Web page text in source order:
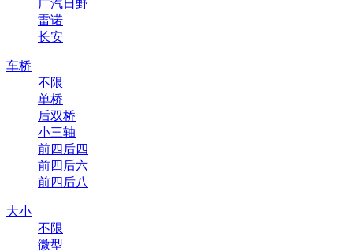
广汽日野
雷诺
长安
车桥
不限
单桥
后双桥
小三轴
前四后四
前四后六
前四后八
大小
不限
微型